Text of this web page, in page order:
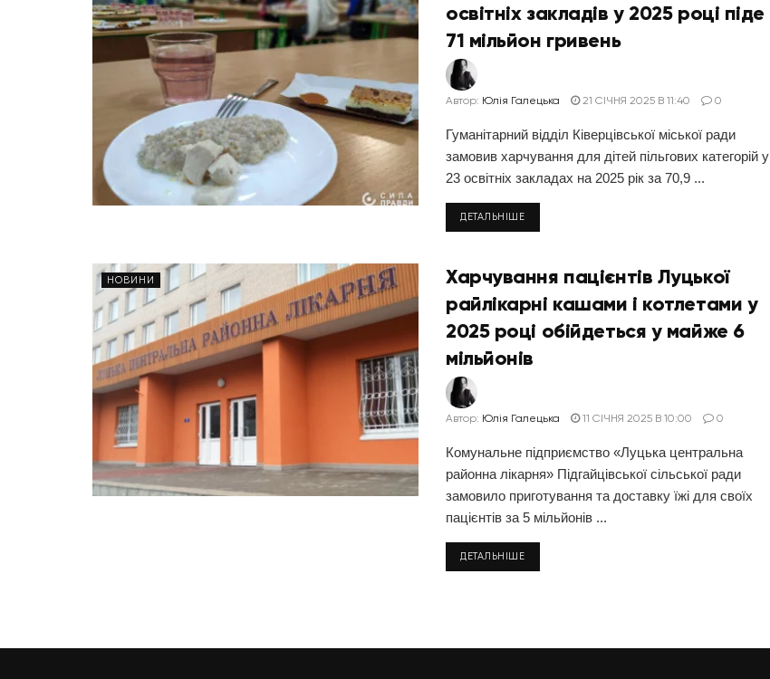
освітніх закладів у 2025 році піде
71 мільйон гривень
Автор: Юлія Галецька 21 СІЧНЯ 2025 В 11:40 0
Гуманітарний відділ Ківерцівської міської ради
замовив харчування для дітей пільгових категорій у
23 освітніх закладах на 2025 рік за 70,9 ...
ДЕТАЛЬНІШЕ
НОВИНИ
Харчування пацієнтів Луцької
райлікарні кашами і котлетами у
2025 році обійдеться у майже 6
мільйонів
Автор: Юлія Галецька 11 СІЧНЯ 2025 В 10:00 0
Комунальне підприємство «Луцька центральна
районна лікарня» Підгайцівської сільської ради
замовило приготування та доставку їжі для своїх
пацієнтів за 5 мільйонів ...
ДЕТАЛЬНІШЕ